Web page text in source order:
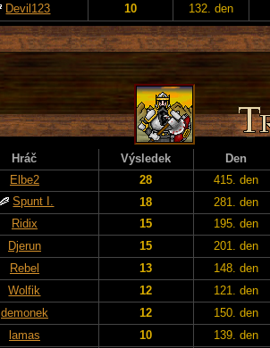
Devil123 10 132. den
Hráč Výsledek
Den
Elbe2 28
415. den
Spunt I. 18
281. den
Ridix 15
195. den
Djerun 15
201. den
Rebel 13
148. den
Wolfik 12
121. den
demonek 12
150. den
lamas 10
139. den